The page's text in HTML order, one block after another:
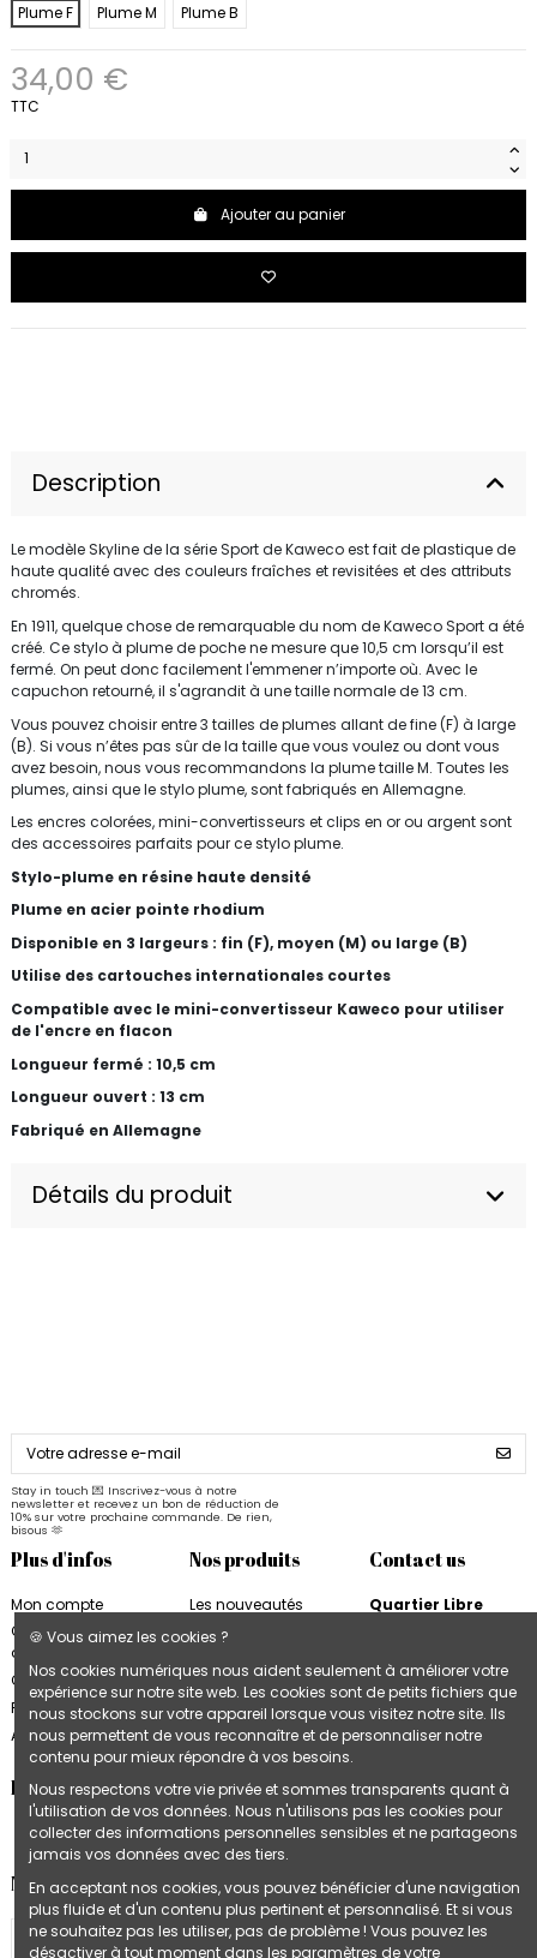
Plume F
Plume M Plume B
34,00 €
TTC
Ajouter au panier
Description
Le modèle Skyline de la série Sport de Kaweco est fait de plastique de
haute qualité avec des couleurs fraîches et revisitées et des attributs
chromés.
En 1911, quelque chose de remarquable du nom de Kaweco Sport a été
créé. Ce stylo à plume de poche ne mesure que 10,5 cm lorsqu’il est
fermé. On peut donc facilement l'emmener n’importe où. Avec le
capuchon retourné, il s'agrandit à une taille normale de 13 cm.
Vous pouvez choisir entre 3 tailles de plumes allant de fine (F) à large
(B). Si vous n’êtes pas sûr de la taille que vous voulez ou dont vous
avez besoin, nous vous recommandons la plume taille M. Toutes les
plumes, ainsi que le stylo plume, sont fabriqués en Allemagne.
Les encres colorées, mini-convertisseurs et clips en or ou argent sont
des accessoires parfaits pour ce stylo plume.
Stylo-plume en résine haute densité
Plume en acier pointe rhodium
Disponible en 3 largeurs : fin (F), moyen (M) ou large (B)
Utilise des cartouches internationales courtes
Compatible avec le mini-convertisseur Kaweco pour utiliser
de l'encre en flacon
Longueur fermé : 10,5 cm
Longueur ouvert : 13 cm
Fabriqué en Allemagne
Détails du produit
Stay in touch 💌 Inscrivez-vous à notre
newsletter et recevez un bon de réduction de
10% sur votre prochaine commande. De rien,
bisous 🫶
Plus d'infos
Mon compte
Conditions
d'utilisation
Contactez-nous
Plan du site
Accès B2B
Nos produits
Les nouveautés
Blocs & Plannings
Quartier Libre
Cartes & Affiches
Quartier Libre
Contact us
Quartier Libre
31000 Toulouse
France
+33 9 74 97 02 06
Follow us
Newsletter
🍪 Vous aimez les cookies ?
Nos cookies numériques nous aident seulement à améliorer votre
expérience sur notre site web. Les cookies sont de petits fichiers que
nous stockons sur votre appareil lorsque vous visitez notre site. Ils
nous permettent de vous reconnaître et de personnaliser notre
contenu pour mieux répondre à vos besoins.
Nous respectons votre vie privée et sommes transparents quant à
l'utilisation de vos données. Nous n'utilisons pas les cookies pour
collecter des informations personnelles sensibles et ne partageons
jamais vos données avec des tiers.
En acceptant nos cookies, vous pouvez bénéficier d'une navigation
plus fluide et d'un contenu plus pertinent et personnalisé. Et si vous
ne souhaitez pas les utiliser, pas de problème ! Vous pouvez les
désactiver à tout moment dans les paramètres de votre